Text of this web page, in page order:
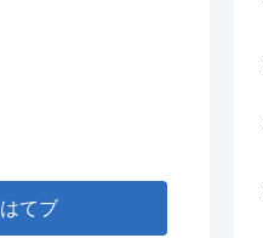
はてブ